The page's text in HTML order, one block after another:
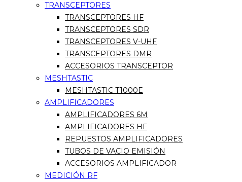
TRANSCEPTORES
TRANSCEPTORES HF
TRANSCEPTORES SDR
TRANSCEPTORES V-UHF
TRANSCEPTORES DMR
ACCESORIOS TRANSCEPTOR
MESHTASTIC
MESHTASTIC T1000E
AMPLIFICADORES
AMPLIFICADORES 6M
AMPLIFICADORES HF
REPUESTOS AMPLIFICADORES
TUBOS DE VACIO EMISIÓN
ACCESORIOS AMPLIFICADOR
MEDICIÓN RF